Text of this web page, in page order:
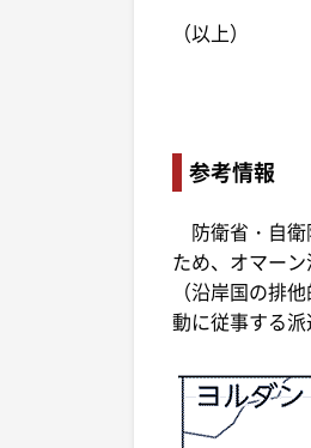
（以上）
参考情報
防衛省・自衛
ため、オマー
（沿岸国の排
動に従事する